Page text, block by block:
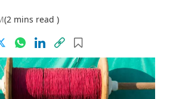
(2 mins read )